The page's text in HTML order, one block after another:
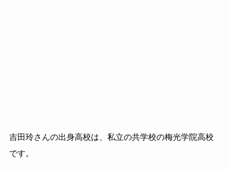
吉田玲さんの出身高校は、私立の共学校の梅光学院高校
です。